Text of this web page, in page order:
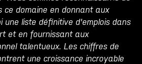
ce domaine en donnant aux
une liste définitive d'emplois dans
et en fournissant aux
talentueux. Les chiffres de
une croissance incroyable